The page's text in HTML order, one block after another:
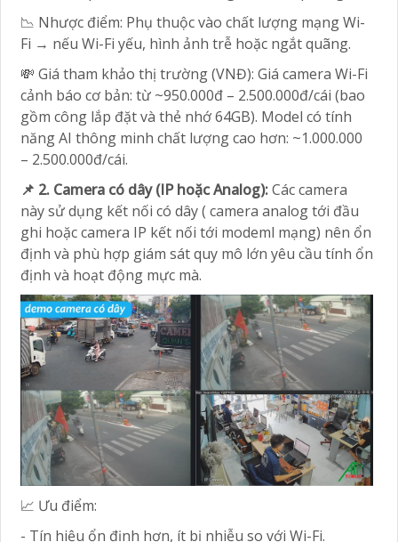
📉 Nhược điểm: Phụ thuộc vào chất lượng mạng Wi-
Fi → nếu Wi-Fi yếu, hình ảnh trễ hoặc ngắt quãng.
💸 Giá tham khảo thị trường (VNĐ): Giá camera Wi-Fi
cảnh báo cơ bản: từ ~950.000đ – 2.500.000đ/cái (bao
gồm công lắp đặt và thẻ nhớ 64GB). Model có tính
năng AI thông minh chất lượng cao hơn: ~1.000.000
– 2.500.000đ/cái.
📌 2. Camera có dây (IP hoặc Analog):Các camera
này sử dụng kết nối có dây ( camera analog tới đầu
ghi hoặc camera IP kết nối tới modeml mạng) nên ổn
định và phù hợp giám sát quy mô lớn yêu cầu tính ổn
định và hoạt động mực mà.
📈 Ưu điểm:
- Tín hiệu ổn định hơn, ít bị nhiễu so với Wi-Fi.